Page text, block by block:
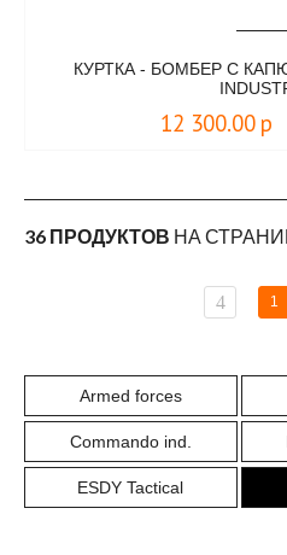
КУРТКА - БОМБЕР С
12 300.00 р
36 ПРОДУКТОВ НА
1
Armed forces
Commando ind.
ESDY Tactical